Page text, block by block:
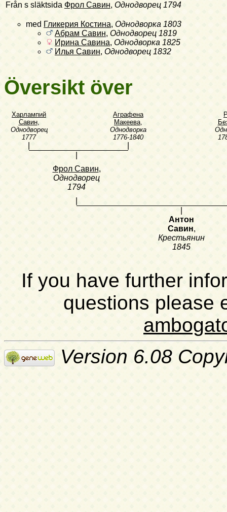
Från s släktsida Фрол Савин, Однодворец 1794
med Гликерия Костина, Однодворка 1803
Абрам Савин, Однодворец 1819
Ирина Савина, Однодворка 1825
Илья Савин, Однодворец 1832
Översikt över
Харлампий
Савин,
Однодворец
1777
Аграфена
Макеева
Однодворка
1776-1840
Фрол Савин,
Однодворец
1794
Антон
Савин,
Крестьянин
1845
If you have further
questions please
Version 6.08